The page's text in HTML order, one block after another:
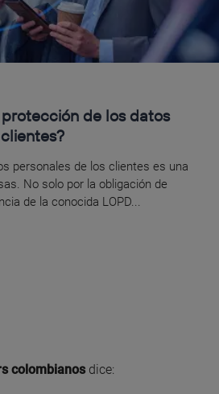
de los datos
personales de los clientes es una
No solo por la obligación de
de la conocida LOPD...
colombianos dice: